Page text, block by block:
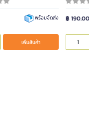
พร้อมจัดส่ง
เพิ่มสินค้า
฿ 190.00